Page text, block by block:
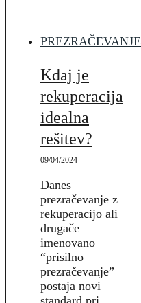
PREZRAČEVANJE
Kdaj je
rekuperacija
idealna
rešitev?
09/04/2024
Danes
prezračevanje z
rekuperacijo ali
drugače
imenovano
“prisilno
prezračevanje”
postaja novi